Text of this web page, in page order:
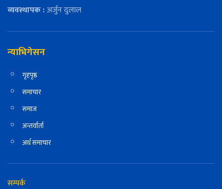
व्यवस्थापक :अर्जुन दुलाल
न्याभिगेसन
गृहपृष्ठ
समाचार
समाज
अन्तर्वार्ता
अर्थ समाचार
सम्पर्क